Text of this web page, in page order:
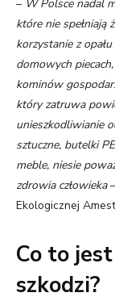
– W Polsce nadal
które nie spełniają
korzystanie z
domowych
kominów
który zatruwa
unieszkodliwianie
sztuczne, butelki
meble, niesie
zdrowia człowieka
Ekologicznej
Co to
szkodzi?